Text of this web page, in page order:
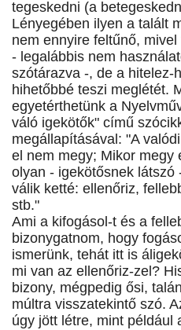
tegeskedni (a
Lényegében ilyen a talált
nem ennyire feltűnő,
- legalábbis nem
szótárazva -, de a hitelez-
hihetőbbé teszi meglétét.
egyetérthetünk a
váló igekötők" című
megállapításával: "A
el nem megy; Mikor megy
olyan - igekötősnek látszó
válik ketté: ellenőriz,
stb."
Ami a kifogásol-t és a
bizonygatnom, hogy
ismerünk, tehát itt is
mi van az ellenőriz-zel?
bizony, mégpedig ősi,
múltra visszatekintő szó.
úgy jött létre, mint például